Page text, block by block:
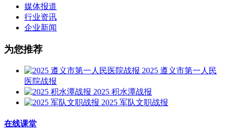
媒体报道
行业资讯
企业新闻
为您推荐
2025 遵义市第一人民
医院战报
2025 积水潭战报
2025 军队文职战报
在线课堂